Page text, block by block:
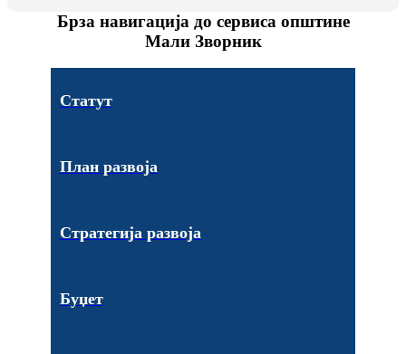
Брза навигација до сервиса општине
Мали Зворник
Статут
План развоја
Стратегија развоја
Буџет